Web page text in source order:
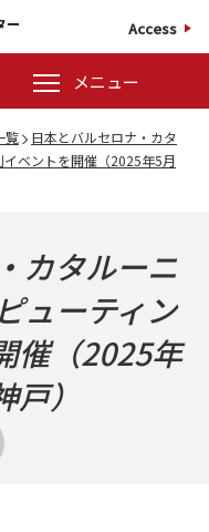
Access
メニュー
覧
日本とバルセロナ・カタ
ベントを開催（2025年5月
カタルーニ
ューティン
催（2025年
）